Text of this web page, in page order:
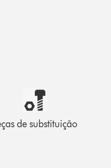
de substituição